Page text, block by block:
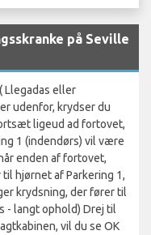
på Seville
Llegadas eller
udenfor, krydser du
ligeud ad fortovet,
1 (indendørs) vil være
enden af fortovet,
hjørnet af Parkering 1,
krydsning, der fører til
- langt ophold) Drej til
vil du se OK